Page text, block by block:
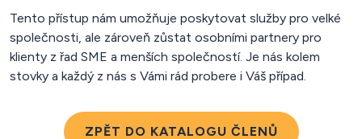
Tento přístup nám umožňuje poskytovat služby pro velké
společnosti, ale zároveň zůstat osobními partnery pro
klienty z řad SME a menších společností. Je nás kolem
stovky a každý z nás s Vámi rád probere i Váš případ.
ZPĚT DO KATALOGU ČLENŮ